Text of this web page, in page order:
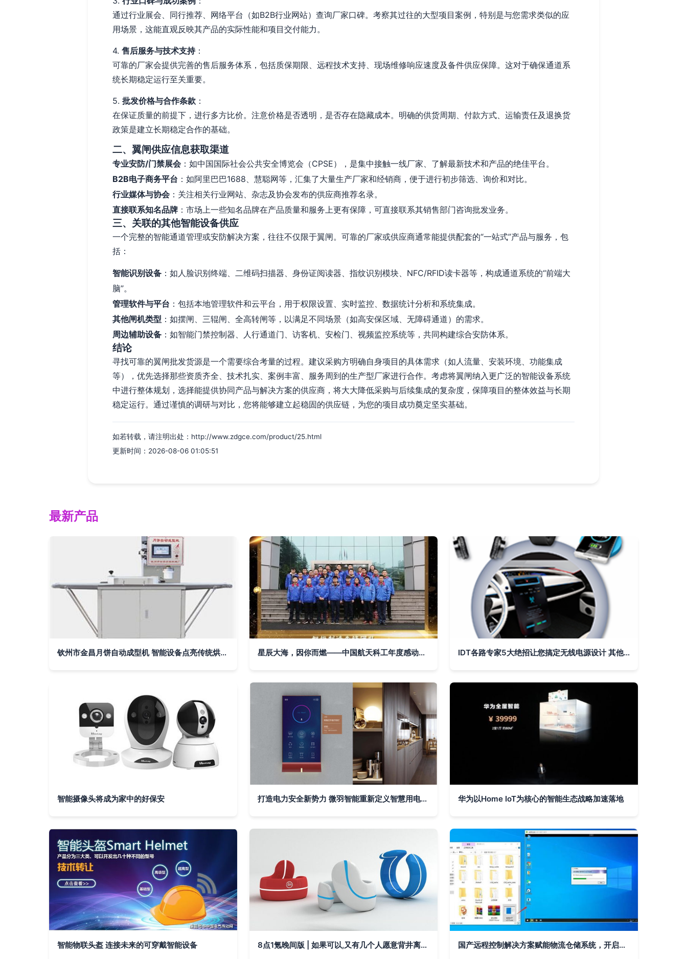
通过行业展会、同行推荐、网络平台（如B2B行业网站）查询厂家口碑。考察其过往的大型项目案例，特别是与您需求类似的应
用场景，这能直观反映其产品的实际性能和项目交付能力。
4. 售后服务与技术支持：
可靠的厂家会提供完善的售后服务体系，包括质保期限、远程技术支持、现场维修响应速度及备件供应保障。这对于确保通道系
统长期稳定运行至关重要。
5. 批发价格与合作条款 ：
在保证质量的前提下，进行多方比价。注意价格是否透明，是否存在隐藏成本。明确的供货周期、付款方式、运输责任及退换货
政策是建立长期稳定合作的基础。
二、翼闸供应信息获取渠道
专业安防/门禁展会 ：如中国国际社会公共安全博览会（CPSE），是集中接触一线厂家、了解最新技术和产品的绝佳平台。
B2B电子商务平台 ：如阿里巴巴1688、慧聪网等，汇集了大量生产厂家和经销商，便于进行初步筛选、询价和对比。
行业媒体与协会 ：关注相关行业网站、杂志及协会发布的供应商推荐名录。
直接联系知名品牌 ：市场上一些知名品牌在产品质量和服务上更有保障，可直接联系其销售部门咨询批发业务。
三、关联的其他智能设备供应
一个完整的智能通道管理或安防解决方案，往往不仅限于翼闸。可靠的厂家或供应商通常能提供配套的“一站式”产品与服务，包
括：
智能识别设备 ：如人脸识别终端、二维码扫描器、身份证阅读器、指纹识别模块、NFC/RFID读卡器等，构成通道系统的“前端大
脑”。
管理软件与平台 ：包括本地管理软件和云平台，用于权限设置、实时监控、数据统计分析和系统集成。
其他闸机类型 ：如摆闸、三辊闸、全高转闸等，以满足不同场景（如高安保区域、无障碍通道）的需求。
周边辅助设备 ：如智能门禁控制器、人行通道门、访客机、安检门、视频监控系统等，共同构建综合安防体系。
结论
寻找可靠的翼闸批发货源是一个需要综合考量的过程。建议采购方明确自身项目的具体需求（如人流量、安装环境、功能集成
等），优先选择那些资质齐全、技术扎实、案例丰富、服务周到的生产型厂家进行合作。考虑将翼闸纳入更广泛的智能设备系统
中进行整体规划，选择能提供协同产品与解决方案的供应商，将大大降低采购与后续集成的复杂度，保障项目的整体效益与长期
稳定运行。通过谨慎的调研与对比，您将能够建立起稳固的供应链，为您的项目成功奠定坚实基础。
如若转载，请注明出处：http://www.zdgce.com/product/25.html
更新时间：2026-08-06 01:05:51
最新产品
钦州市金昌月饼自动成型机 智能设备点亮传统烘焙新篇章 星辰大海，因你而燃——中国航天科工年度感动人物邀您投票！ IDT各路专家5大绝招让您搞定无线电源设计 其他智能设备
智能摄像头将成为家中的好保安 打造电力安全新势力 微羽智能重新定义智慧用电与其他智能设备共生之道 华为以Home IoT为核心的智能生态战略加速落地
智能物联头盔 连接未来的可穿戴智能设备 8点1氪晚间版 | 如果可以,又有几个人愿意背井离乡呢？其他智能设备的故事 国产远程控制解决方案赋能物流仓储系统，开启智慧运维新纪元